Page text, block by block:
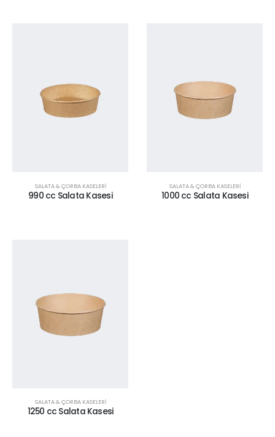
SALATA & ÇORBA KASELERİ
990 cc Salata Kasesi
SALATA & ÇORBA KASELERİ
1000 cc Salata Kasesi
SALATA & ÇORBA KASELERİ
1250 cc Salata Kasesi